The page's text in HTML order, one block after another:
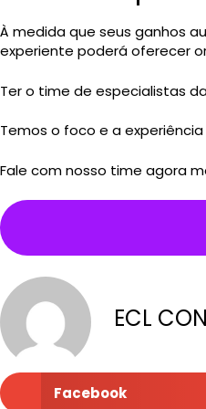
À medida que seus ganhos
experiente poderá oferecer
Ter o time de especialistas
Temos o foco e a
Fale com nosso time agora
ECL
Facebook